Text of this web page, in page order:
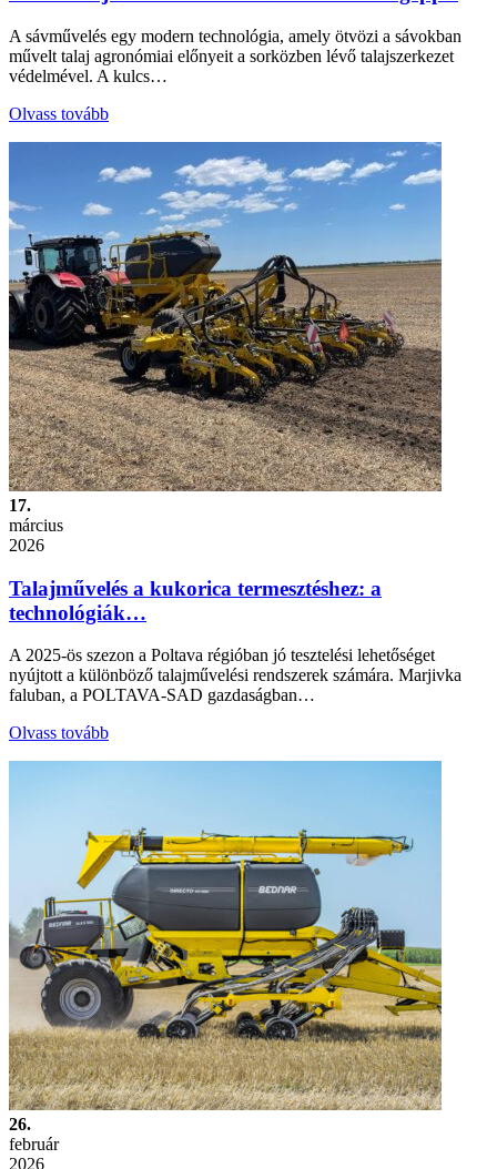
A sávművelés egy modern technológia, amely ötvözi a sávokban
művelt talaj agronómiai előnyeit a sorközben lévő talajszerkezet
védelmével. A kulcs…
Olvass tovább
17.
március
2026
Talajművelés a kukorica termesztéshez: a
technológiák…
A 2025-ös szezon a Poltava régióban jó tesztelési lehetőséget
nyújtott a különböző talajművelési rendszerek számára. Marjivka
faluban, a POLTAVA-SAD gazdaságban…
Olvass tovább
26.
február
2026